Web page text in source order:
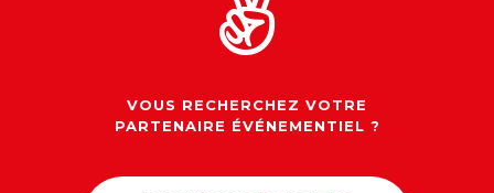
VOUS RECHERCHEZ VOTRE
PARTENAIRE ÉVÉNEMENTIEL ?